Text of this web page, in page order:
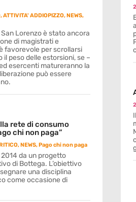
,ATTIVITA' ADDIOPIZZO,NEWS,
Lorenzo è stato ancora
di magistrati e
favorevole per scrollarsi
peso delle estorsioni, se –
esercenti matureranno la
può essere
rete di consumo
chi non paga”
,NEWS,Pago chi non paga
2014 da un progetto
di Bottega. L’obiettivo
una disciplina
come occasione di